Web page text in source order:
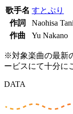
歌手名 すとぷり
作詞
Naohisa
作曲
Yu Nakano
※対象楽曲の最新
ービスにて十分に
DATA